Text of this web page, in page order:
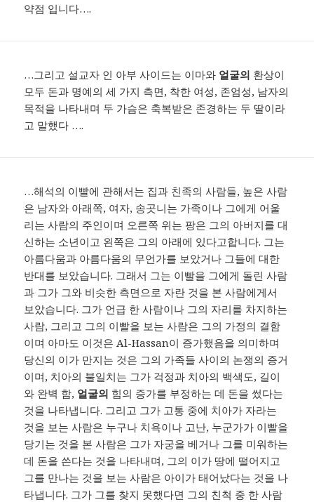
약점 입니다….
…그리고 설교자 인 아부 사이드는 이마와 얼굴의 환상이
모두 돈과 명예의 세 가지 측면, 착한 여성, 존엄성, 남자의
목적을 나타내며 두 ​​가슴은 축복받은 존경하는 두 딸이라
고 말했다 ….
…해석의 이빨에 관해서는 집과 친족의 사람들, 높은 사람
은 남자와 아래쪽, 여자, 송곳니는 가족이나 그에게 어울
리는 사람의 주인이며 오른쪽 위는 팡은 그의 아버지를 대
신하는 소년이고 왼쪽은 그의 아래에 있다고합니다. 그는
아름다움과 아름다움의 무언가를 보았거나 그들에 대한
반대를 보았습니다. 그래서 그는 이빨을 그에게 돌린 사람
과 그가 그와 비슷한 측면으로 자란 것을 본 사람에게서
보았습니다. 그가 언급 한 사람이나 그의 자리를 차지하는
사람, 그리고 그의 이빨을 보는 사람은 그의 가정의 결함
이며 아마도 이것은 Al-Hassan이 증가했음을 의미하며
당신의 이가 만지는 것은 그의 가족들 사이의 논쟁의 증거
이며, 치아의 불일치는 그가 걱정과 치아의 백색도, 길이
와 완벽 함, 얼굴의 힘의 증가를 부정하는 데 돈을 썼다는
것을 나타냅니다. 그리고 그가 고통 중에 치아가 자라는
것을 보는 사람은 누구나 치욕이나 고난, 누군가가 이빨을
당기는 것을 본 사람은 그가 자궁을 베거나 그를 미워하는
데 돈을 쓴다는 것을 나타내며, 그의 이가 땅에 떨어지고
그를 만나는 것을 보는 사람은 아이가 태어났다는 것을 나
타냅니다. 그가 그를 찾지 못했다면 그의 친척 중 한 사람